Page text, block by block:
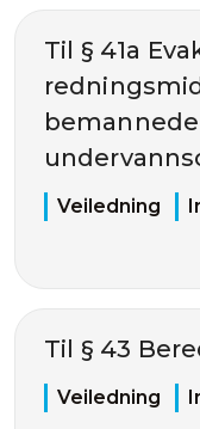
Til § 41a
bemannede
Veiledning
Til § 43
Veiledning